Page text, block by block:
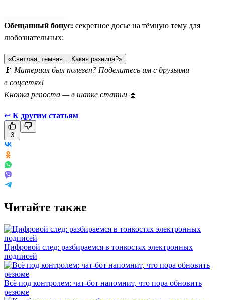
Обещанный бонус: секретное досье на тёмную тему для
любознательных:
«Светлая, тёмная… Какая разница?»
🚩 Материал был полезен? Поделитесь им с друзьями
в соцсетях!
Кнопка репоста — в шапке статьи ⏫
↩ К другим статьям
3
Читайте также
Цифровой след: разбираемся в тонкостях электронных
подписей
Всё под контролем: чат-бот напомнит, что пора обновить
резюме